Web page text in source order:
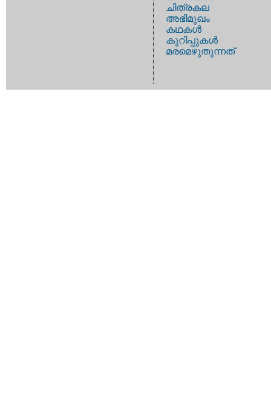
ചിത്രകല
അഭിമുഖം
കഥകള്‍
കുറിപ്പുകള്‍
മരമെഴുതുന്നത്